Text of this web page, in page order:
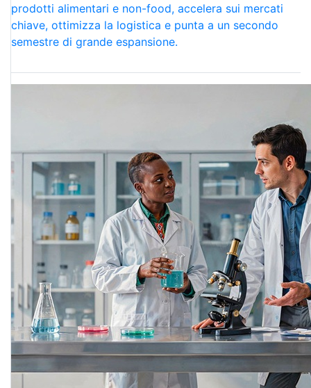
prodotti alimentari e non-food, accelera sui mercati
chiave, ottimizza la logistica e punta a un secondo
semestre di grande espansione.